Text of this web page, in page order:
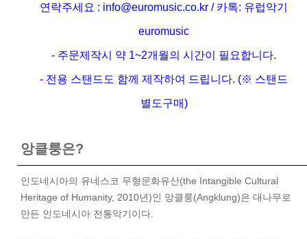
연락주세요 : info@euromusic.co.kr / 카톡: 유럽악기
euromusic
- 주문제작시 약 1~2개월의 시간이 필요합니다.
- 전용 스탠드도 함께 제작하여 드립니다. (※ 스탠드
별도구매)
앙클룽은?
인도네시아의 유네스코 무형문화유산(the Intangible Cultural
Heritage of Humanity, 2010년)인 앙클룽(Angklung)은 대나무로
만든 인도네시아 전통악기이다.